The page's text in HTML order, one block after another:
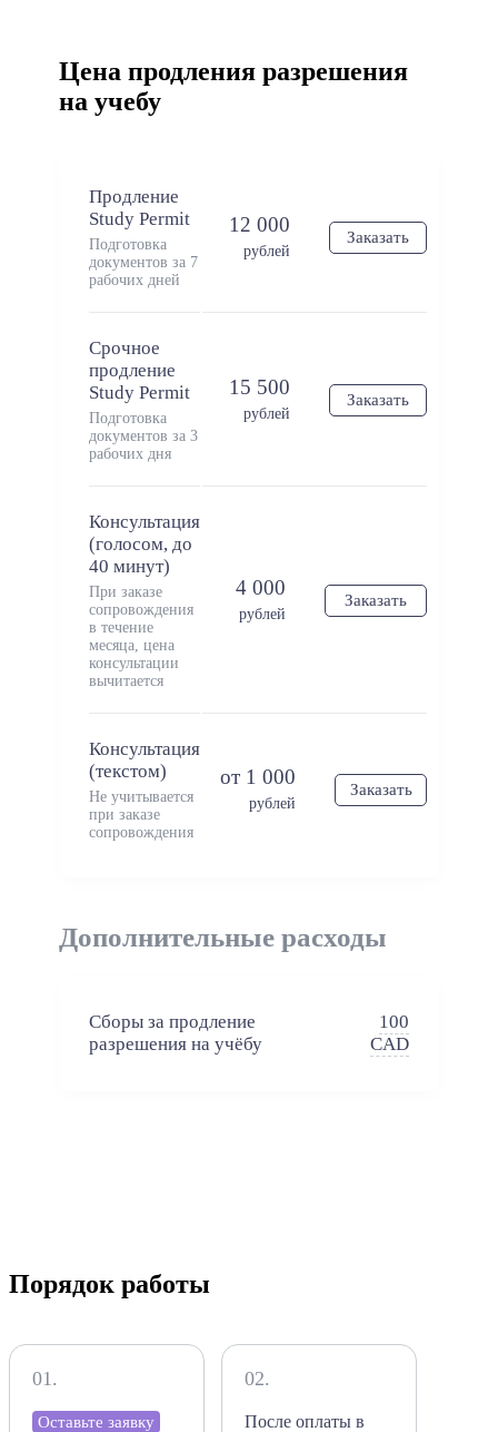
Цена продления разрешения
на учебу
Продление
Study Permit
Подготовка
документов за 7
рабочих дней
12 000
рублей
Заказать
Срочное
продление
Study Permit
Подготовка
документов за 3
рабочих дня
15 500
рублей
Заказать
Консультация
(голосом, до
40 минут)
При заказе
сопровождения
в течение
месяца, цена
консультации
вычитается
4 000
рублей
Заказать
Консультация
(текстом)
Не учитывается
при заказе
сопровождения
от 1 000
рублей
Заказать
Дополнительные расходы
Сборы за продление
разрешения на учёбу
100
CAD
Порядок работы
01.
Оставьте заявку
02.
После оплаты в